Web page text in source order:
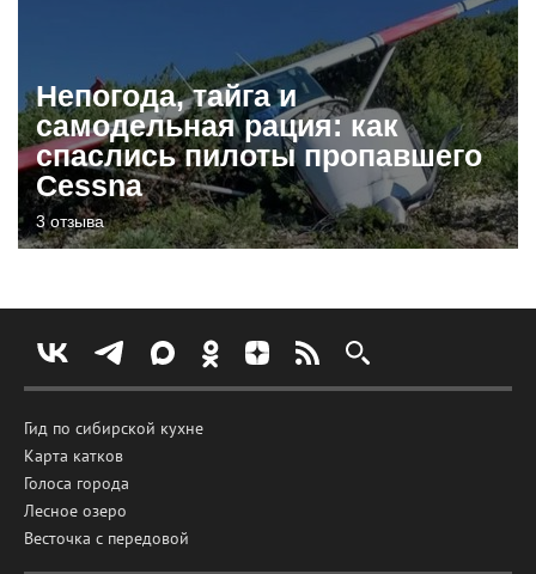
Непогода, тайга и
самодельная рация: как
спаслись пилоты пропавшего
Cessna
3 отзыва
Гид по сибирской кухне
Карта катков
Голоса города
Лесное озеро
Весточка с передовой